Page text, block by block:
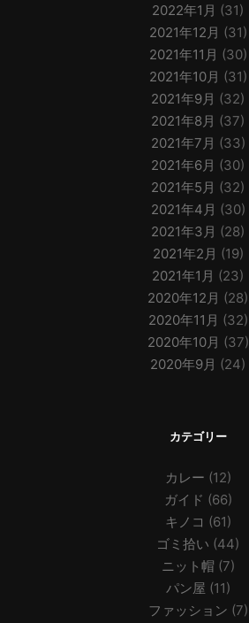
2022年1月 (31)
2021年12月 (31)
2021年11月 (30)
2021年10月 (31)
2021年9月 (32)
2021年8月 (37)
2021年7月 (33)
2021年6月 (30)
2021年5月 (32)
2021年4月 (30)
2021年3月 (28)
2021年2月 (19)
2021年1月 (23)
2020年12月 (28)
2020年11月 (32)
2020年10月 (37)
2020年9月 (24)
カテゴリー
カレー (12)
ガイド (66)
キノコ (61)
ゴミ拾い (44)
ニット帽 (7)
パン屋 (11)
ファッション (7)